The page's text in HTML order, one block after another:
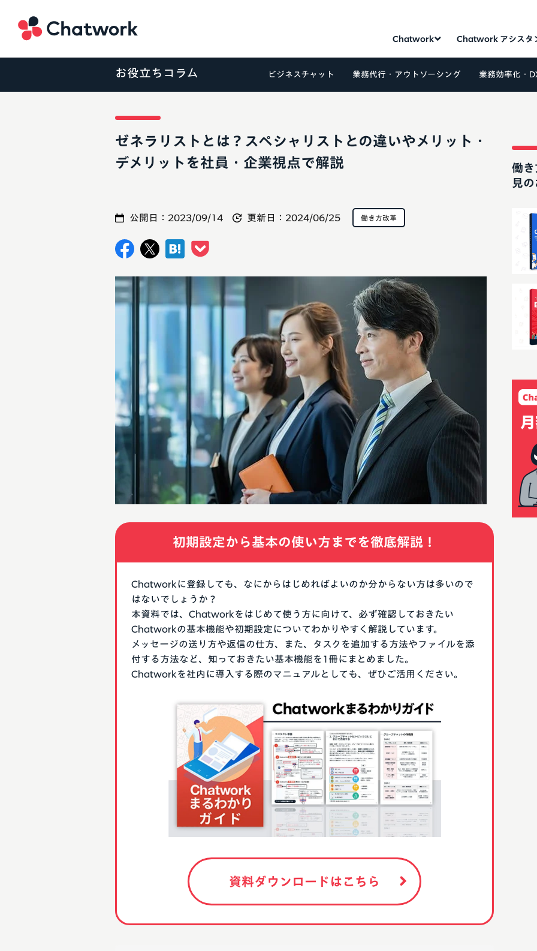
Chatwork Chatwork アシスタ
お役立ちコラム ビジネスチャット 業務代行・アウトソーシング 業務効率化・
ゼネラリストとは？スペシャリストとの違いやメリット・
デメリットを社員・企業視点で解説
公開日： 2023/09/14 更新日： 2024/06/25 働き方改革
初期設定から基本の使い方までを徹底解説！
Chatworkに登録しても、なにからはじめればよいのか分からない方は多いので
はないでしょうか？
本資料では、Chatworkをはじめて使う方に向けて、必ず確認しておきたい
Chatworkの基本機能や初期設定についてわかりやすく解説しています。
メッセージの送り方や返信の仕方、また、タスクを追加する方法やファイルを添
付する方法など、知っておきたい基本機能を1冊にまとめました。
Chatworkを社内に導入する際のマニュアルとしても、ぜひご活用ください。
資料ダウンロードはこちら
働き
見